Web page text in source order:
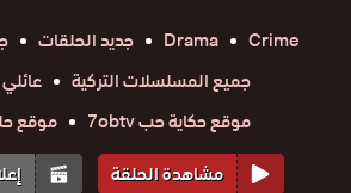
Crime
Drama جديد الحلقات
جميع المسلسلات التركية
عائلي
موقع حكاية حب 7obtv
موقع
مشاهدة الحلقة